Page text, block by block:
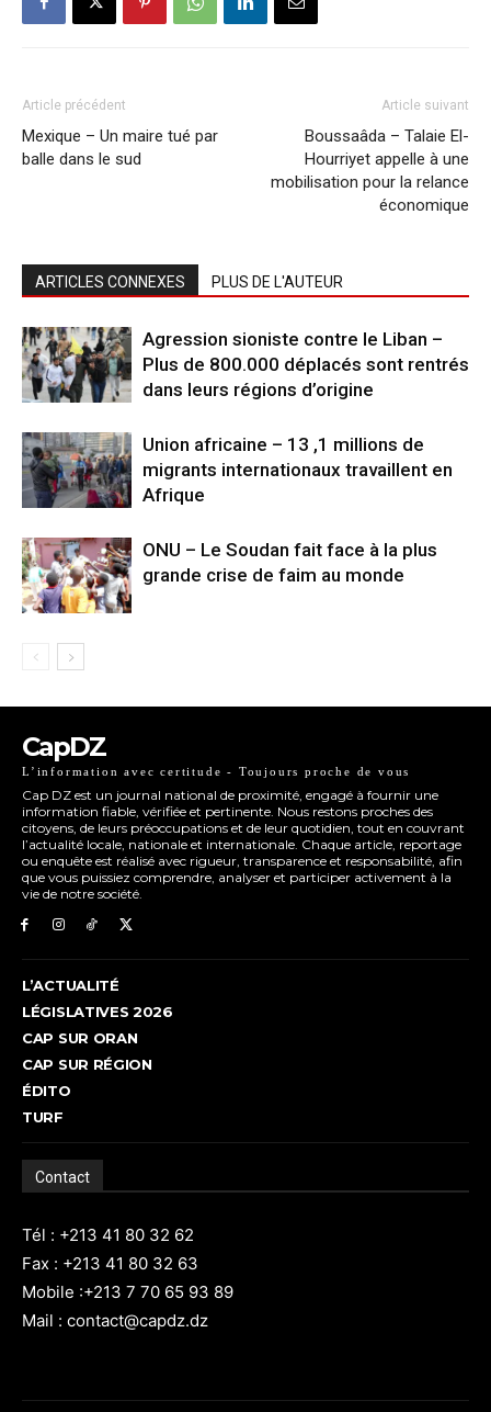
Article précédent
Mexique – Un maire tué par
balle dans le sud
Article suivant
Boussaâda – Talaie El-
Hourriyet appelle à une
mobilisation pour la relance
économique
ARTICLES CONNEXES PLUS DE L'AUTEUR
Agression sioniste contre le Liban –
Plus de 800.000 déplacés sont rentrés
dans leurs régions d’origine
Union africaine – 13 ,1 millions de
migrants internationaux travaillent en
Afrique
ONU – Le Soudan fait face à la plus
grande crise de faim au monde
CapDZ
L’information avec certitude - Toujours proche de vous
Cap DZ est un journal national de proximité, engagé à fournir une
information fiable, vérifiée et pertinente. Nous restons proches des
citoyens, de leurs préoccupations et de leur quotidien, tout en couvrant
l’actualité locale, nationale et internationale. Chaque article, reportage
ou enquête est réalisé avec rigueur, transparence et responsabilité, afin
que vous puissiez comprendre, analyser et participer activement à la
vie de notre société.
L’ACTUALITÉ
LÉGISLATIVES 2026
CAP SUR ORAN
CAP SUR RÉGION
ÉDITO
TURF
Contact
Tél : +213 41 80 32 62
Fax : +213 41 80 32 63
Mobile :+213 7 70 65 93 89
Mail : contact@capdz.dz